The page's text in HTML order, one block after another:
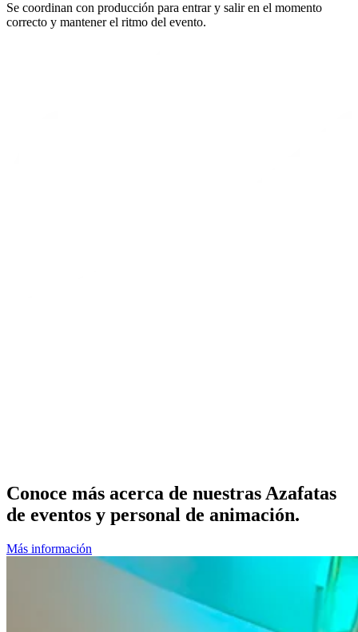
Se coordinan con producción para entrar y salir en el momento
correcto y mantener el ritmo del evento.
Conoce más acerca de nuestras Azafatas
de eventos y personal de animación.
Más información